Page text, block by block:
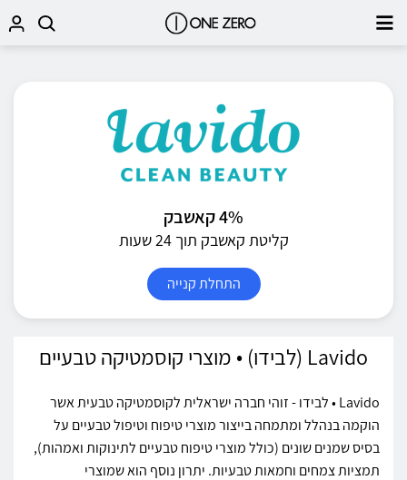
4% קאשבק
קליטת קאשבק תוך 24 שעות
התחלת קנייה
Lavido (לבידו) • מוצרי קוסמטיקה טבעיים
Lavido • לבידו - זוהי חברה ישראלית לקוסמטיקה טבעית אשר
הוקמה בנהלל ומתמחה בייצור מוצרי טיפוח וטיפול טבעיים על
בסיס שמנים שונים (כולל מוצרי טיפוח טבעיים לתינוקות ואמהות),
תמציות צמחים וחמאות טבעיות. יתרון נוסף הוא שמוצרי